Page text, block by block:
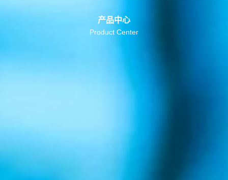
产品中心
Product Center